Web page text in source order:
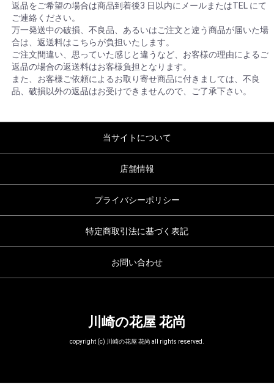
返品をご希望の場合は商品到着後3 日以内にメールまたはTEL にて
ご連絡ください。
万一発送中の破損、不良品、あるいはご注文と違う商品が届いた場
合は、返送料はこちらが負担いたします。
ご注文間違い、思っていた感じと違うなど、お客様の理由によるご
返品の場合の返送料はお客様負担となります。
また、お客様ご依頼によるお取り寄せ商品に付きましては、不良
品、破損以外の返品はお受けできませんので、ご了承下さい。
当サイトについて
店舗情報
プライバシーポリシー
特定商取引法に基づく表記
お問い合わせ
川崎の花屋 花尚
copyright (c) 川崎の花屋 花尚 all rights reserved.